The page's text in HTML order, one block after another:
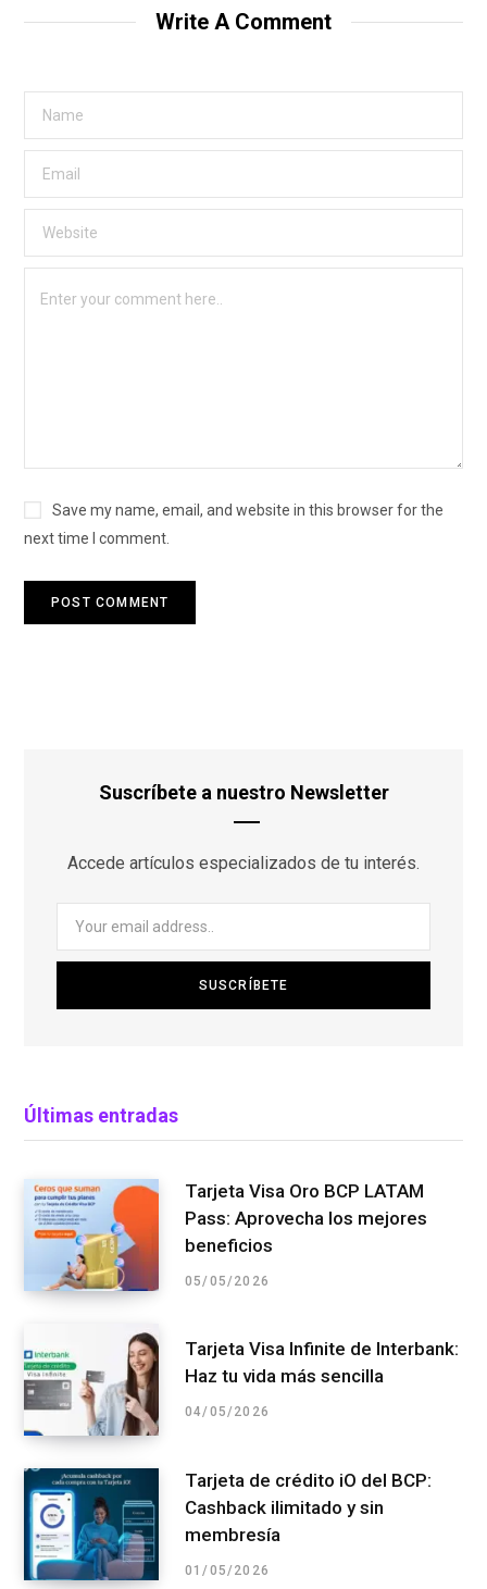
Write A Comment
Save my name, email, and website in this browser for the
next time I comment.
Suscríbete a nuestro Newsletter
Accede artículos especializados de tu interés.
Últimas entradas
Tarjeta Visa Oro BCP LATAM
Pass: Aprovecha los mejores
beneficios
05/05/2026
Tarjeta Visa Infinite de Interbank:
Haz tu vida más sencilla
04/05/2026
Tarjeta de crédito iO del BCP:
Cashback ilimitado y sin
membresía
01/05/2026